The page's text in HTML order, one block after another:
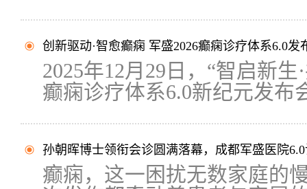
创新驱动·智愈癫痫 军盛2026癫痫诊疗体系6.0
2025年12月29日，“智启新
癫痫诊疗体系6.0新纪元发布
孙朝晖博士领衔会诊圆满落幕，成都军盛医院
癫痫，这一困扰无数家庭的